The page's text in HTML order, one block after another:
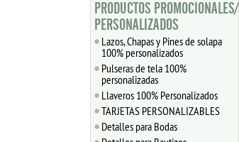
PRODUCTOS PROMOCIONALES/
PERSONALIZADOS
Lazos, Chapas y Pines de solapa
100% personalizados
Pulseras de tela 100%
personalizadas
Llaveros 100% Personalizados
TARJETAS PERSONALIZABLES
Detalles para Bodas